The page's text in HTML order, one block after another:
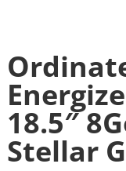
18.5″
Stellar